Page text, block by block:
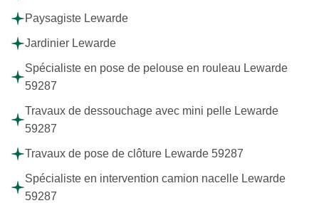
Paysagiste Lewarde
Jardinier Lewarde
Spécialiste en pose de pelouse en rouleau Lewarde
59287
Travaux de dessouchage avec mini pelle Lewarde
59287
Travaux de pose de clôture Lewarde 59287
Spécialiste en intervention camion nacelle Lewarde
59287